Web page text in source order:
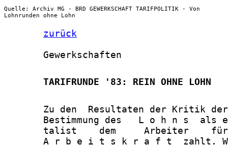
Quelle: Archiv MG - BRD GEWERKSCHAFT TARIFPOLITIK - Von
Lohnrunden ohne Lohn
zurück
       Gewerkschaften
       TARIFRUNDE '83: REIN OHNE LOHN